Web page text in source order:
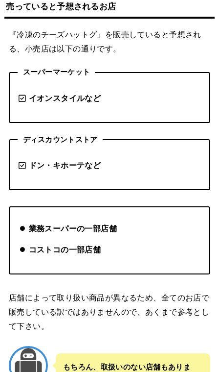
売っていると予想されるお店
『冷凍のチーズハットグ』を販売していると予想され
る、小売店は以下の通りです。
スーパーマーケット
イオンスタイルなど
ディスカウントストア
ドン・キホーテなど
業務スーパーの一部店舗
コストコの一部店舗
店舗によって取り扱い商品が異なるため、全てのお店で
販売している訳ではありませんので、あくまで参考とし
て下さい。
もちろん、取扱いのない店舗もありま